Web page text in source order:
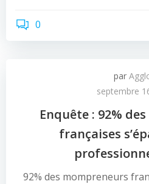
0
par
septembre
Enquête : 92%
françaises
92% des mompreneurs